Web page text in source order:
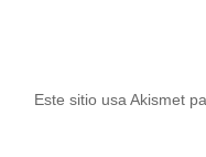
Este sitio usa Akismet